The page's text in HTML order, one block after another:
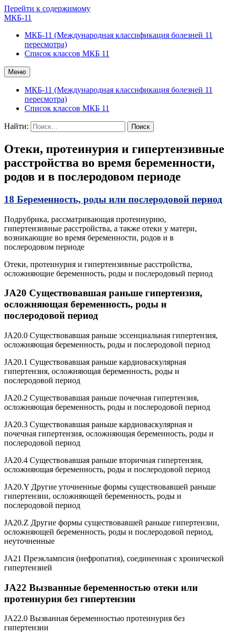
Перейти к содержимому
МКБ-11
МКБ-11 (Международная классификация болезней 11
пересмотра)
Список классов МКБ 11
Меню
МКБ-11 (Международная классификация болезней 11
пересмотра)
Список классов МКБ 11
Найти:
Отеки, протеинурия и гипертензивные
расстройства во время беременности,
родов и в послеродовом периоде
18 Беременность, роды или послеродовой период
Подрубрика, рассматривающая протеинурию,
гипертензивные расстройства, а также отеки у матери,
возникающие во время беременности, родов и в
послеродовом периоде
Отеки, протеинурия и гипертензивные расстройства,
осложняющие беременность, роды и послеродовый период
JA20 Существовавшая раньше гипертензия,
осложняющая беременность, роды и
послеродовой период
JA20.0 Существовавшая раньше эссенциальная гипертензия,
осложняющая беременность, роды и послеродовой период
JA20.1 Существовавшая раньше кардиоваскулярная
гипертензия, осложняющая беременность, роды и
послеродовой период
JA20.2 Существовавшая раньше почечная гипертензия,
осложняющая беременность, роды и послеродовой период
JA20.3 Существовавшая раньше кардиоваскулярная и
почечная гипертензия, осложняющая беременность, роды и
послеродовой период
JA20.4 Существовавшая раньше вторичная гипертензия,
осложняющая беременность, роды и послеродовой период
JA20.Y Другие уточненные формы существовавшей раньше
гипертензии, осложняющей беременность, роды и
послеродовой период
JA20.Z Другие формы существовавшей раньше гипертензии,
осложняющей беременность, роды и послеродовой период,
неуточненные
JA21 Преэклампсия (нефропатия), соединенная с хронической
гипертензией
JA22 Вызванные беременностью отеки или
протеинурия без гипертензии
JA22.0 Вызванная беременностью протеинурия без
гипертензии